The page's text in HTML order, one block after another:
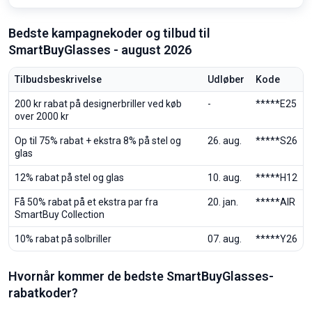
Bedste kampagnekoder og tilbud til
SmartBuyGlasses - august 2026
Tilbudsbeskrivelse Udløber Kode
200 kr rabat på designerbriller ved køb
over 2000 kr
- *****E25
Op til 75% rabat + ekstra 8% på stel og
glas
26. aug. *****S26
12% rabat på stel og glas 10. aug. *****H12
Få 50% rabat på et ekstra par fra
SmartBuy Collection
20. jan. *****AIR
10% rabat på solbriller 07. aug. *****Y26
Hvornår kommer de bedste SmartBuyGlasses-
rabatkoder?